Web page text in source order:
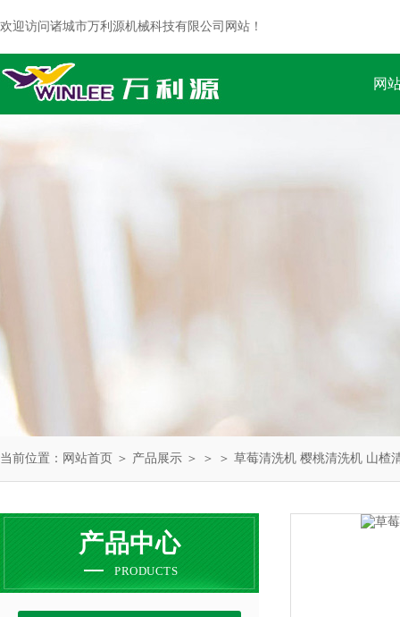
欢迎访问诸城市万利源机械科技有限公司网站！
网
当前位置： 网站首页 ＞ 产品展示 ＞ ＞ ＞ 草莓清洗机 樱桃清洗机 山楂
产品中心
PRODUCTS